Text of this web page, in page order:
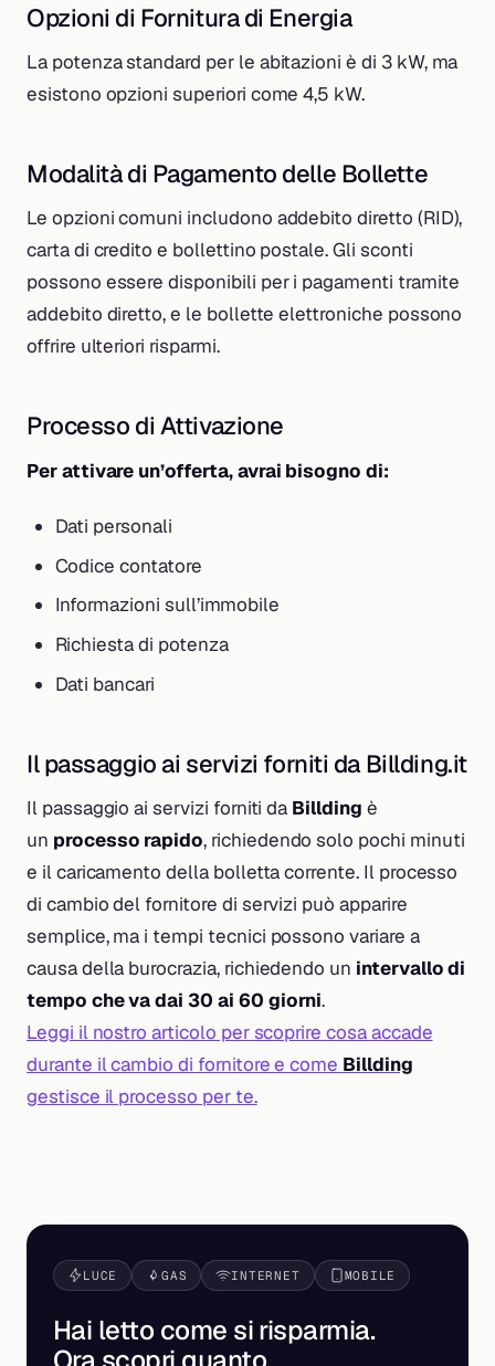
Opzioni di Fornitura di Energia
La potenza standard per le abitazioni è di 3 kW, ma
esistono opzioni superiori come 4,5 kW.
Modalità di Pagamento delle Bollette
Le opzioni comuni includono addebito diretto (RID),
carta di credito e bollettino postale. Gli sconti
possono essere disponibili per i pagamenti tramite
addebito diretto, e le bollette elettroniche possono
offrire ulteriori risparmi.
Processo di Attivazione
Per attivare un’offerta, avrai bisogno di:
Dati personali
Codice contatore
Informazioni sull’immobile
Richiesta di potenza
Dati bancari
Il passaggio ai servizi forniti da Billding.it
Il passaggio ai servizi forniti da Billding è
un processo rapido, richiedendo solo pochi minuti
e il caricamento della bolletta corrente. Il processo
di cambio del fornitore di servizi può apparire
semplice, ma i tempi tecnici possono variare a
causa della burocrazia, richiedendo un intervallo di
tempo che va dai 30 ai 60 giorni.
Leggi il nostro articolo per scoprire cosa accade
durante il cambio di fornitore e come Billding
gestisce il processo per te.
LUCE GAS INTERNET MOBILE
Hai letto come si risparmia.